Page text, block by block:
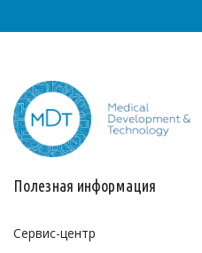
Полезная информация
Сервис-центр